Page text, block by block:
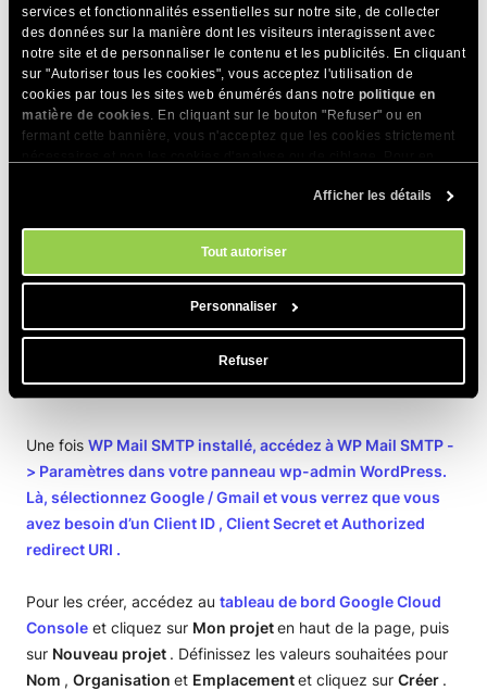
services et fonctionnalités essentielles sur notre site, de collecter
des données sur la manière dont les visiteurs interagissent avec
notre site et de personnaliser le contenu et les publicités. En cliquant
sur "Autoriser tous les cookies", vous acceptez l'utilisation de
cookies par tous les sites web énumérés dans notre politique en
matière de cookies. En cliquant sur le bouton "Refuser" ou en
fermant cette bannière, vous n'acceptez que les cookies strictement
. Vous pouvez gérer vos préférences
Afficher les détails
Tout autoriser
Personnaliser
Refuser
Toujours tester la fonctionnalité du service d’envoi
de courrier après avoir modifié ses paramètres.
Pour ce faire, allez dans votre panneau
d’administration WordPress ->WP Mail SMTP->
Outils->Email Testet envoyez un message de
test à votre adresse e-mail. Si vous ne recevez
pas le message de test, vous devez vérifier les
paramètres de configuration que vous avez
Comment configurer WordPress
pour utiliser Google/Gmail pour
l’envoi de courriels
Une fois WP Mail SMTP installé, accédez àWP Mail SMTP -
> Paramètres dans votre panneau wp-admin WordPress.
Là, sélectionnez Google / Gmail et vous verrez que vous
avez besoin d’un Client ID , Client SecretetAuthorized
redirect URI .
Pour les créer, accédez au tableau de bord Google Cloud
Console et cliquez sur Mon projeten haut de la page, puis
sur Nouveau projet . Définissez les valeurs souhaitées pour
Nom , Organisation et Emplacementet cliquez sur Créer .